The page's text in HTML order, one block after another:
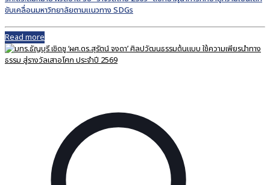
ขับเคลื่อนมหาวิทยาลัยตามแนวทาง SDGs
Read more